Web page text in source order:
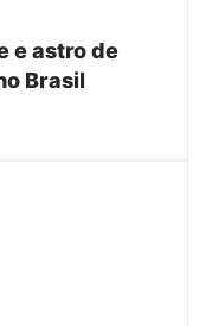
e astro de
Brasil